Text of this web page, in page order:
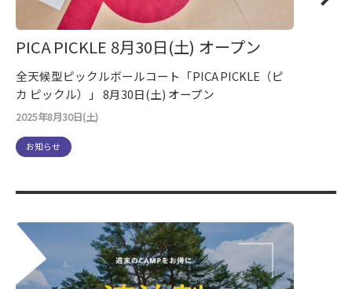
PICA PICKLE 8月30日(土) オープン
全天候型ピックルボールコート「PICA PICKLE（ピ
カ ピックル）」 8月30日(土) オープン
2025年8月30日(土)
お知らせ